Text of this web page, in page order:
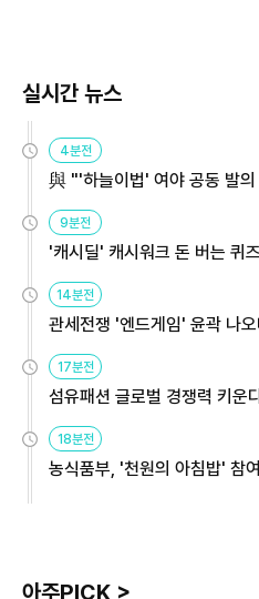
실시간 뉴스
4분전
與 "'하늘이법' 여야 공동 발
9분전
'캐시딜' 캐시워크 돈 버는 퀴
14분전
관세전쟁 '엔드게임' 윤곽 나
용해야
17분전
섬유패션 글로벌 경쟁력 키
원
18분전
농식품부, '천원의 아침밥' 참
아주PICK >